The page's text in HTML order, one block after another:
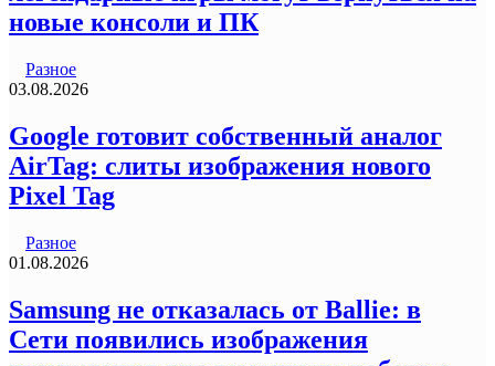
новые консоли и ПК
Разное
03.08.2026
Google готовит собственный аналог
AirTag: слиты изображения нового
Pixel Tag
Разное
01.08.2026
Samsung не отказалась от Ballie: в
Сети появились изображения